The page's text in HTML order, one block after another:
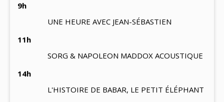
9h
UNE HEURE AVEC JEAN-SÉBASTIEN
11h
SORG & NAPOLEON MADDOX ACOUSTIQUE
14h
L'HISTOIRE DE BABAR, LE PETIT ÉLÉPHANT